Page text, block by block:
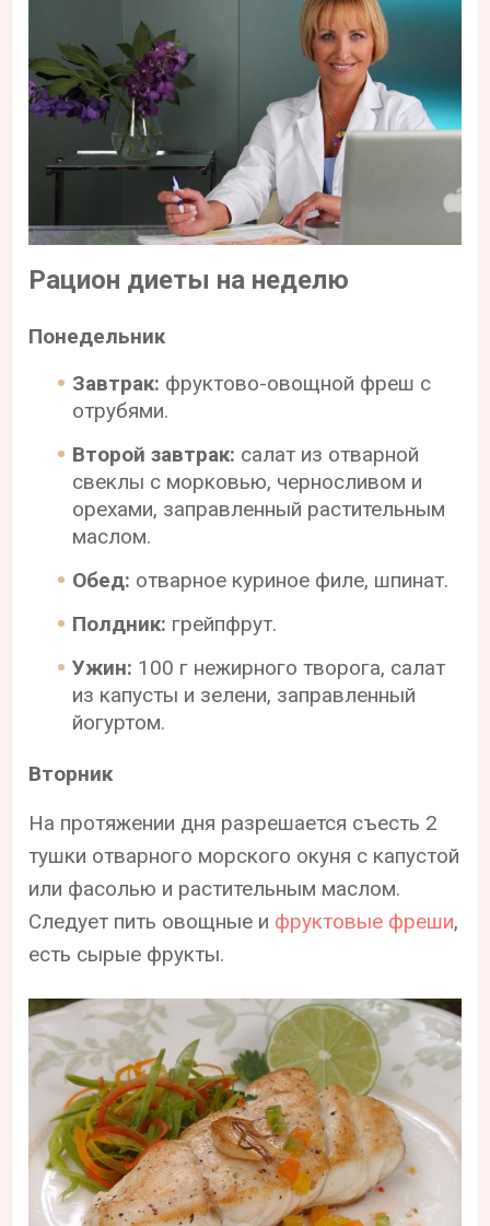
Рацион диеты на неделю
Понедельник
Завтрак: фруктово-овощной фреш с
отрубями.
Второй завтрак: салат из отварной
свеклы с морковью, черносливом и
орехами, заправленный растительным
маслом.
Обед: отварное куриное филе, шпинат.
Полдник: грейпфрут.
Ужин: 100 г нежирного творога, салат
из капусты и зелени, заправленный
йогуртом.
Вторник
На протяжении дня разрешается съесть 2
тушки отварного морского окуня с капустой
или фасолью и растительным маслом.
Следует пить овощные и фруктовые фреши,
есть сырые фрукты.